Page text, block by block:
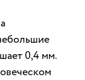
0,4 мм.